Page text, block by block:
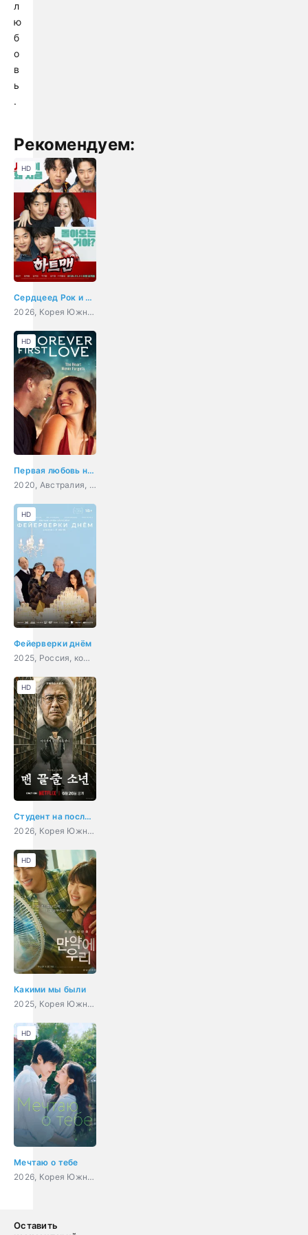
л
ю
б
о
в
ь
.
Рекомендуем:
Сердцеед Рок и Любовь
2026, Корея Южная, комедия, мелодрама, музыка
HD
Первая любовь навсегда
2020, Австралия, Филиппины, драма, мелодрама
HD
Фейерверки днём
2025, Россия, комедия, драма
HD
Студент на последнем ряду
2026, Корея Южная, триллер, детектив, драма
HD
Какими мы были
2025, Корея Южная, мелодрама, драма
HD
Мечтаю о тебе
2026, Корея Южная, мелодрама, комедия
HD
Оставить